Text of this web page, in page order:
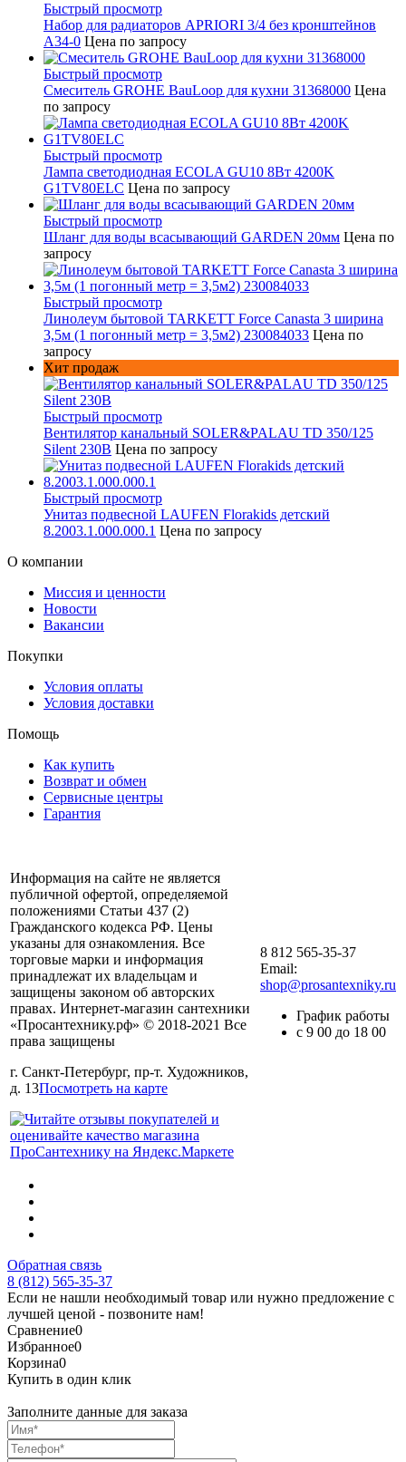
Быстрый просмотр
Набор для радиаторов APRIORI 3/4 без кронштейнов
A34-0 Цена по запросу
Быстрый просмотр
Смеситель GROHE BauLoop для кухни 31368000 Цена
по запросу
Быстрый просмотр
Лампа светодиодная ECOLA GU10 8Вт 4200K
G1TV80ELC Цена по запросу
Быстрый просмотр
Шланг для воды всасывающий GARDEN 20мм Цена по
запросу
Быстрый просмотр
Линолеум бытовой TARKETT Force Canasta 3 ширина
3,5м (1 погонный метр = 3,5м2) 230084033 Цена по
запросу
Хит продаж
Быстрый просмотр
Вентилятор канальный SOLER&PALAU TD 350/125
Silent 230В Цена по запросу
Быстрый просмотр
Унитаз подвесной LAUFEN Florakids детский
8.2003.1.000.000.1 Цена по запросу
О компании
Миссия и ценности
Новости
Вакансии
Покупки
Условия оплаты
Условия доставки
Помощь
Как купить
Возврат и обмен
Сервисные центры
Гарантия
Информация на сайте не является
публичной офертой, определяемой
положениями Статьи 437 (2)
Гражданского кодекса РФ. Цены
указаны для ознакомления. Все
торговые марки и информация
принадлежат их владельцам и
защищены законом об авторских
правах. Интернет-магазин сантехники
«Просантехнику.рф» © 2018-2021 Все
права защищены
г. Санкт-Петербург, пр-т. Художников,
д. 13Посмотреть на карте
8 812 565-35-37
Email:
shop@prosantexniky.ru
График работы
с 9 00 до 18 00
Обратная связь
8 (812) 565-35-37
Если не нашли необходимый товар или нужно предложение с
лучшей ценой - позвоните нам!
Сравнение0
Избранное0
Корзина0
Купить в один клик
Заполните данные для заказа